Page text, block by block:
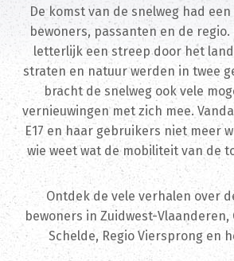
De komst van de snelweg had
bewoners, passanten en de
letterlijk een streep door het
straten en natuur werden in twee
bracht de snelweg ook vele
vernieuwingen met zich mee.
E17 en haar gebruikers niet meer
wie weet wat de mobiliteit van de
Ontdek de vele verhalen over
bewoners in Zuidwest-Vlaanderen,
Schelde, Regio Viersprong en